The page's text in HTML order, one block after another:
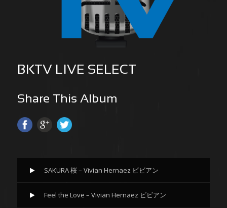
BKTV LIVE SELECT
Share This Album
SAKURA 桜 – Vivian Hernaez ビビアン
Feel the Love – Vivian Hernaez ビビアン